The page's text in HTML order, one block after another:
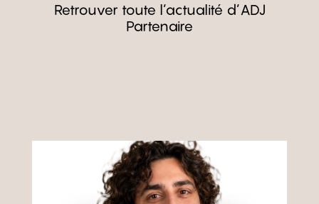
Retrouver toute l’actualité d’ADJ
Partenaire